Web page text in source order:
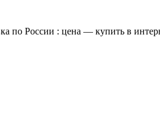
по России : цена — купить в